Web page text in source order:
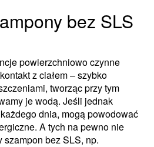
bez SLS
powierzchniowo czynne
z ciałem – szybko
tworząc przy tym
je wodą. Jeśli jednak
dnia, mogą powodować
A tych na pewno nie
szampon bez SLS, np.